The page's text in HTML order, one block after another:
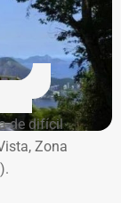
foram
o
trecho da
chinês da
fica dentro
de difícil
Zona